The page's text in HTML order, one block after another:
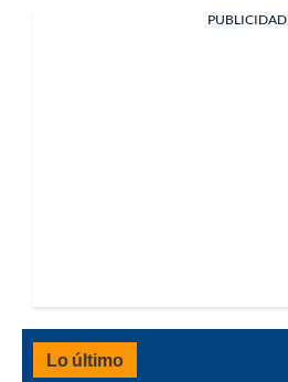
PUBLICIDAD
Lo último